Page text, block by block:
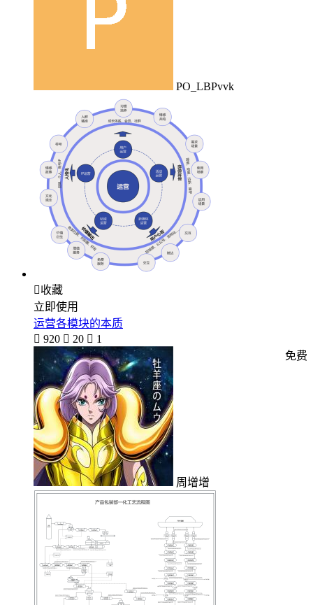
PO_LBPvvk
收藏
立即使用
运营各模块的本质
 920  20  1
周增增
免费